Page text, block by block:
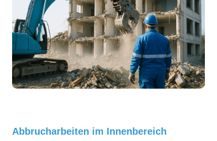
Abbrucharbeiten im Innenbereich